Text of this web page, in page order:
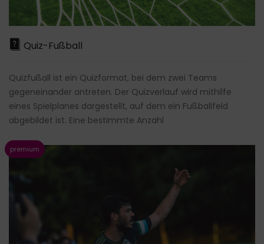
Quiz-Fußball
Quizfußall ist ein Quizformat, bei dem zwei Teams
gegeneinander antreten. Der Quizverlauf wird mithilfe
eines Spielplanes dargestellt, auf dem ein Fußballfeld
abgebildet ist. Eine bestimmte Anzahl